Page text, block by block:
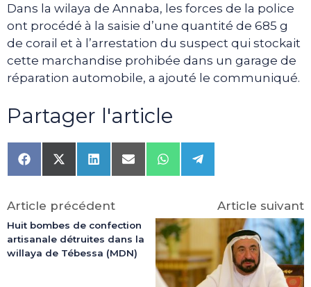
Dans la wilaya de Annaba, les forces de la police
ont procédé à la saisie d’une quantité de 685 g
de corail et à l’arrestation du suspect qui stockait
cette marchandise prohibée dans un garage de
réparation automobile, a ajouté le communiqué.
Partager l'article
Share
on
Share
on
(Twitter)
Share
on
Share
on
Share
on
Share
on
Article précédent
Huit bombes de confection
artisanale détruites dans la
willaya de Tébessa (MDN)
Article suivant